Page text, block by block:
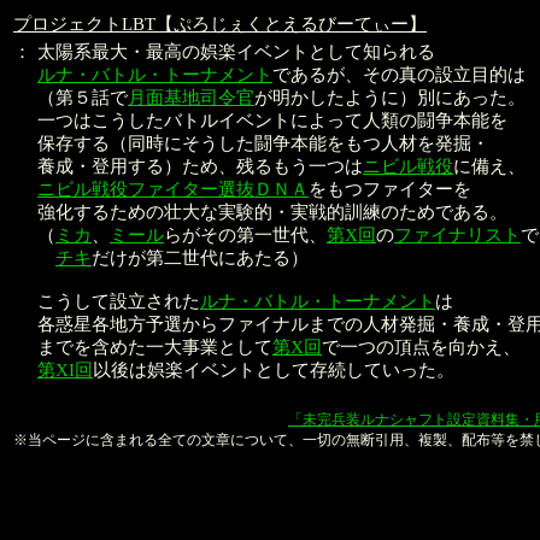
プロジェクトLBT【ぷろじぇくとえるびーてぃー】
：
太陽系最大・最高の娯楽イベントとして知られる
ルナ・バトル・トーナメント であるが、その真の設立目的は
（第５話で月面基地司令官が明かしたように）別にあった。
一つはこうしたバトルイベントによって人類の闘争本能を
保存する（同時にそうした闘争本能をもつ人材を発掘・
養成・登用する）ため、残るもう一つはニビル戦役に備え、
ニビル戦役ファイター選抜ＤＮＡ をもつファイターを
強化するための壮大な実験的・実戦的訓練のためである。
（ ミカ ミールらがその第一世代、 第X回のファイナリスト
チキだけが第二世代にあたる）
こうして設立された ルナ・バトル・トーナメント は
各惑星各地方予選からファイナルまでの人材発掘・養成・登用
までを含めた一大事業として第X回 で一つの頂点を向かえ、
第XI回 以後は娯楽イベントとして存続していった。
「未完兵装ルナシャフト設定資料集・
※当ページに含まれる全ての文章について、一切の無断引用、複製、配布等を禁